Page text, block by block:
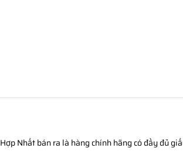
Nhất bán ra là hàng chính hãng có đầy đủ